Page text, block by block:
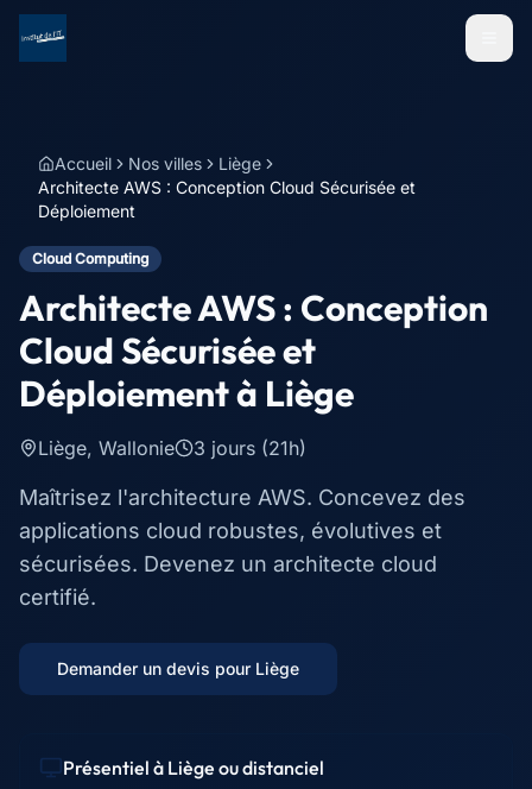
Menu
Accueil Nos villes
Liège
Architecte AWS : Conception Cloud Sécurisée et
Déploiement
Cloud Computing
Architecte AWS : Conception
Cloud Sécurisée et
Déploiementà Liège
Liège, Wallonie 3 jours (21h)
Maîtrisez l'architecture AWS. Concevez des
applications cloud robustes, évolutives et
sécurisées. Devenez un architecte cloud
certifié.
Demander un devis pour Liège
Présentiel à Liège ou distanciel